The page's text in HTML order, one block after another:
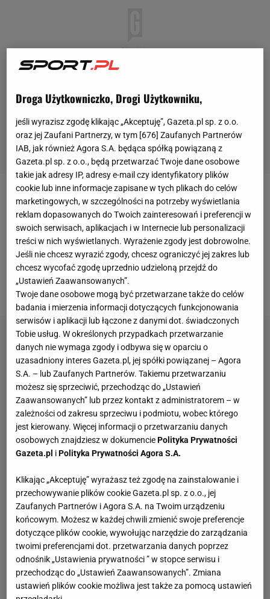
Już 25 marcaPaulo Sousapo raz pierwszy
poprowadzireprezentację Polskiw oficjalnym
meczu o punkty. Naszym rywalem będą Węgrzy i
będzie to pierwsze spotkanie eliminacji do
mistrzostw świata, które w przyszłym roku odbędą
się w Katarze.
Droga Użytkowniczko, Drogi Użytkowniku,
jeśli wyrazisz zgodę klikając „Akceptuję”, Gazeta.pl sp. z o.o.
oraz jej Zaufani Partnerzy, w tym [676] Zaufanych Partnerów
IAB, jak również Agora S.A. będąca spółką powiązaną z
Gazeta.pl sp. z o.o., będą przetwarzać Twoje dane osobowe
takie jak adresy IP, adresy e-mail czy identyfikatory plików
cookie lub inne informacje zapisane w tych plikach do celów
marketingowych, w szczególności na potrzeby wyświetlania
reklam dopasowanych do Twoich zainteresowań i preferencji w
swoich serwisach, aplikacjach i w Internecie lub personalizacji
treści w nich wyświetlanych. Wyrażenie zgody jest dobrowolne.
Jeśli nie chcesz wyrazić zgody, chcesz ograniczyć jej zakres lub
chcesz wycofać zgodę uprzednio udzieloną przejdź do
„Ustawień Zaawansowanych”.
Twoje dane osobowe mogą być przetwarzane także do celów
badania i mierzenia informacji dotyczących funkcjonowania
serwisów i aplikacji lub łączone z danymi dot. świadczonych
Tobie usług. W określonych przypadkach przetwarzanie
danych nie wymaga zgody i odbywa się w oparciu o
uzasadniony interes Gazeta.pl, jej spółki powiązanej – Agora
S.A. – lub Zaufanych Partnerów. Takiemu przetwarzaniu
możesz się sprzeciwić, przechodząc do „Ustawień
Zaawansowanych” lub przez kontakt z administratorem – w
zależności od zakresu sprzeciwu i podmiotu, wobec którego
jest kierowany. Więcej informacji o przetwarzaniu danych
osobowych znajdziesz w dokumenciePolityka Prywatności
Gazeta.pl iPolityka Prywatności Agora S.A.
Klikając „Akceptuję” wyrażasz też zgodę na zainstalowanie i
przechowywanie plików cookie Gazeta.pl sp. z o.o., jej
Zaufanych Partnerów i Agora S.A. na Twoim urządzeniu
końcowym. Możesz w każdej chwili zmienić swoje preferencje
dotyczące plików cookie, wywołując narzędzie do zarządzania
twoimi preferencjami dot. przetwarzania danych poprzez
odnośnik „Ustawienia prywatności ” w stopce serwisu i
przechodząc do „Ustawień Zaawansowanych”. Zmiana
ustawień plików cookie możliwa jest także za pomocą ustawień